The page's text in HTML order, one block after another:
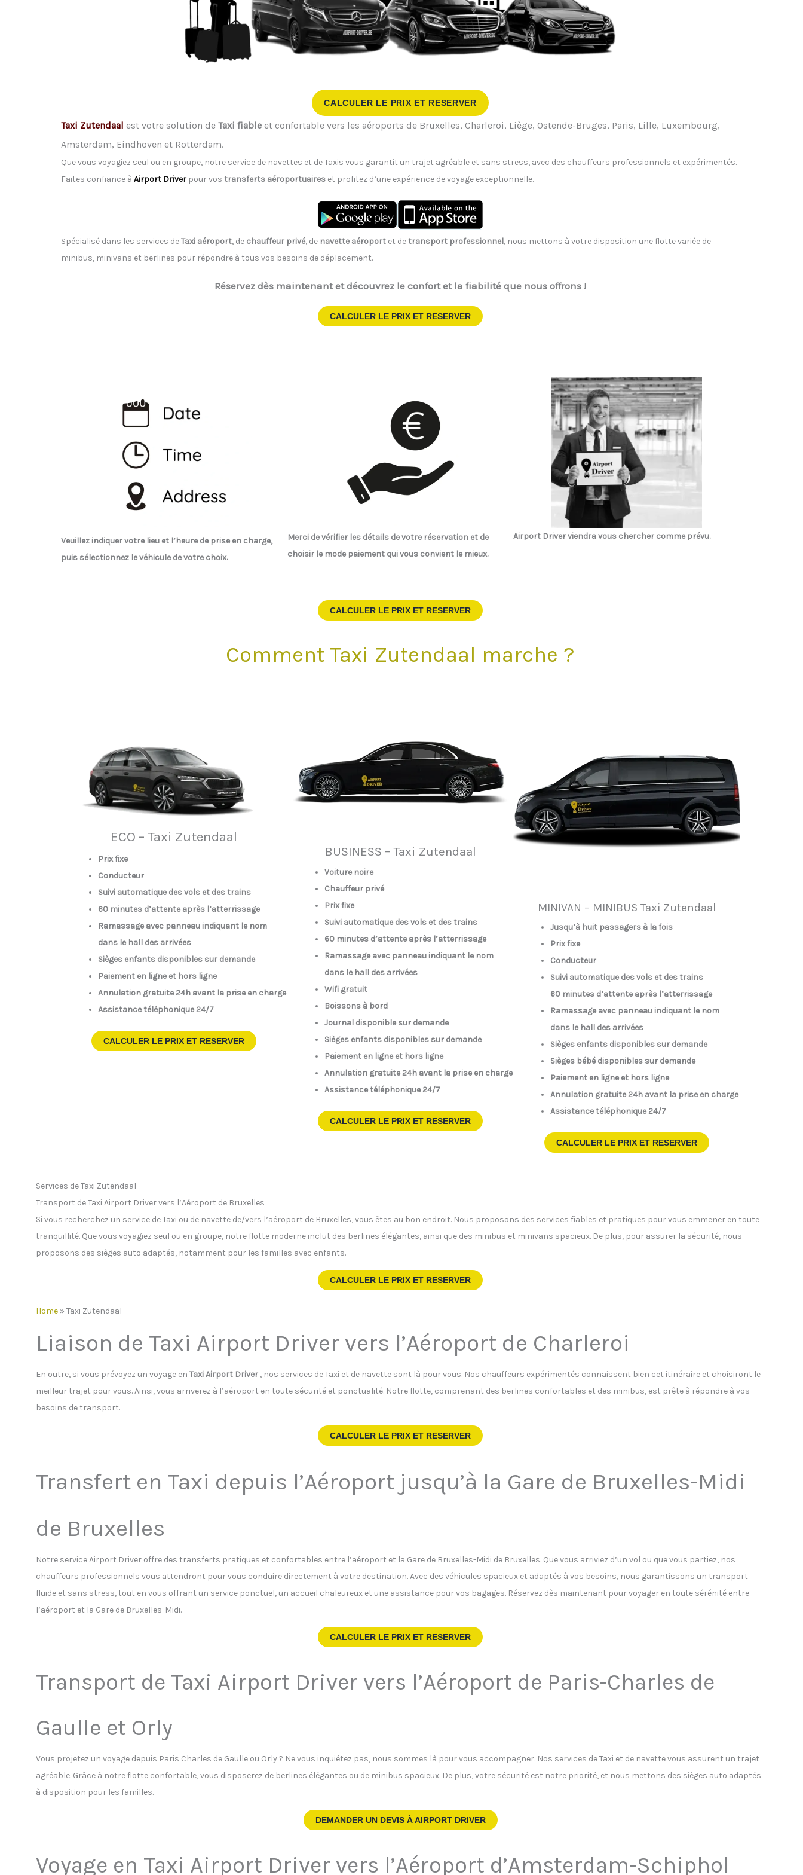
CALCULER LE PRIX ET RESERVER
Taxi Zutendaal est votre solution de Taxi fiable et confortable vers les aéroports de Bruxelles, Charleroi, Liège, Ostende-Bruges, Paris, Lille, Luxembourg,
Amsterdam, Eindhoven et Rotterdam.
Que vous voyagiez seul ou en groupe, notre service de navettes et de Taxis vous garantit un trajet agréable et sans stress, avec des chauffeurs professionnels et expérimentés.
Faites confiance à Airport Driver pour vos transferts aéroportuaires et profitez d’une expérience de voyage exceptionnelle.
Spécialisé dans les services deTaxi aéroport, de chauffeur privé, de navette aéroport et detransport professionnel, nous mettons à votre disposition une flotte variée de
minibus, minivans et berlines pour répondre à tous vos besoins de déplacement.
Réservez dès maintenant et découvrez le confort et la fiabilité que nous offrons !
CALCULER LE PRIX ET RESERVER
Veuillez indiquer votre lieu et l’heure de prise en charge,
puis sélectionnez le véhicule de votre choix.
Merci de vérifier les détails de votre réservation et de
choisir le mode paiement qui vous convient le mieux.
Airport Driverviendra vous chercher comme prévu.
CALCULER LE PRIX ET RESERVER
Comment Taxi Zutendaal marche ?
ECO – Taxi Zutendaal
Prix fixe
Conducteur
Suivi automatique des vols et des trains
60 minutes d’attente après l’atterrissage
Ramassage avec panneau indiquant le nom
dans le hall des arrivées
Sièges enfants disponibles sur demande
Paiement en ligne et hors ligne
Annulation gratuite 24h avant la prise en charge
Assistance téléphonique 24/7
CALCULER LE PRIX ET RESERVER
BUSINESS – Taxi Zutendaal
Voiture noire
Chauffeur privé
Prix fixe
Suivi automatique des vols et des trains
60 minutes d’attente après l’atterrissage
Ramassage avec panneau indiquant le nom
dans le hall des arrivées
Wifi gratuit
Boissons à bord
Journal disponible sur demande
Sièges enfants disponibles sur demande
Paiement en ligne et hors ligne
Annulation gratuite 24h avant la prise en charge
Assistance téléphonique 24/7
CALCULER LE PRIX ET RESERVER
MINIVAN – MINIBUS Taxi Zutendaal
Jusqu’à huit passagers à la fois
Prix fixe
Conducteur
Suivi automatique des vols et des trains
60 minutes d’attente après l’atterrissage
Ramassage avec panneau indiquant le nom
dans le hall des arrivées
Sièges enfants disponibles sur demande
Sièges bébé disponibles sur demande
Paiement en ligne et hors ligne
Annulation gratuite 24h avant la prise en charge
Assistance téléphonique 24/7
CALCULER LE PRIX ET RESERVER
Services de Taxi Zutendaal
Transport de Taxi Airport Driver vers l’Aéroport de Bruxelles
Si vous recherchez un service de Taxi ou de navette de/vers l’aéroport de Bruxelles, vous êtes au bon endroit. Nous proposons des services fiables et pratiques pour vous emmener en toute
tranquillité. Que vous voyagiez seul ou en groupe, notre flotte moderne inclut des berlines élégantes, ainsi que des minibus et minivans spacieux. De plus, pour assurer la sécurité, nous
proposons des sièges auto adaptés, notamment pour les familles avec enfants.
CALCULER LE PRIX ET RESERVER
Home » Taxi Zutendaal
Liaison de Taxi Airport Driver vers l’Aéroport de Charleroi
En outre, si vous prévoyez un voyage en Taxi Airport Driver , nos services de Taxi et de navette sont là pour vous. Nos chauffeurs expérimentés connaissent bien cet itinéraire et choisiront le
meilleur trajet pour vous. Ainsi, vous arriverez à l’aéroport en toute sécurité et ponctualité. Notre flotte, comprenant des berlines confortables et des minibus, est prête à répondre à vos
besoins de transport.
CALCULER LE PRIX ET RESERVER
Transfert en Taxi depuis l’Aéroport jusqu’à la Gare de Bruxelles-Midi
de Bruxelles
Notre service Airport Driver offre des transferts pratiques et confortables entre l’aéroport et la Gare de Bruxelles-Midi de Bruxelles. Que vous arriviez d’un vol ou que vous partiez, nos
chauffeurs professionnels vous attendront pour vous conduire directement à votre destination. Avec des véhicules spacieux et adaptés à vos besoins, nous garantissons un transport
fluide et sans stress, tout en vous offrant un service ponctuel, un accueil chaleureux et une assistance pour vos bagages. Réservez dès maintenant pour voyager en toute sérénité entre
l’aéroport et la Gare de Bruxelles-Midi.
CALCULER LE PRIX ET RESERVER
Transport de Taxi Airport Driver vers l’Aéroport de Paris-Charles de
Gaulle et Orly
Vous projetez un voyage depuis Paris Charles de Gaulle ou Orly ? Ne vous inquiétez pas, nous sommes là pour vous accompagner. Nos services de Taxi et de navette vous assurent un trajet
agréable. Grâce à notre flotte confortable, vous disposerez de berlines élégantes ou de minibus spacieux. De plus, votre sécurité est notre priorité, et nous mettons des sièges auto adaptés
à disposition pour les familles.
DEMANDER UN DEVIS ÀAIRPORT DRIVER
Voyage en Taxi Airport Driver vers l’Aéroport d’Amsterdam-Schiphol